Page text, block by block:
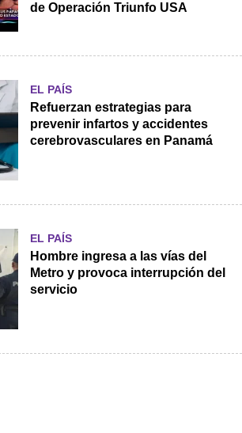
de Operación Triunfo USA
EL PAÍS
Refuerzan estrategias para
prevenir infartos y accidentes
cerebrovasculares en Panamá
EL PAÍS
Hombre ingresa a las vías del
Metro y provoca interrupción del
servicio